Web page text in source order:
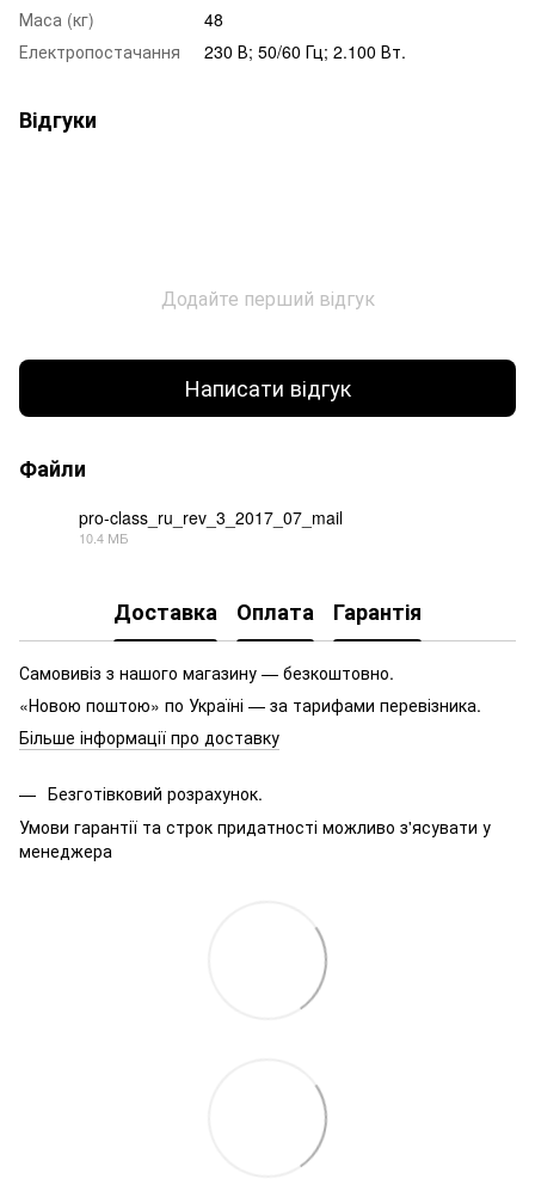
Маса (кг)
48
Електропостачання
230 В; 50/60 Гц; 2.100 Вт.
Відгуки
Додайте перший відгук
Написати відгук
Файли
pro-class_ru_rev_3_2017_07_mail
10.4 МБ
Доставка Оплата Гарантія
Самовивіз з нашого магазину — безкоштовно.
«Новою поштою» по Україні — за тарифами перевізника.
Більше інформації про доставку
Безготівковий розрахунок.
Умови гарантії та строк придатності можливо з'ясувати у
менеджера